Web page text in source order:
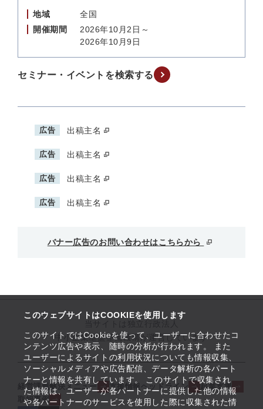
このウェブサイトはCOOKIEを使用します
このサイトではCookieを使って、ユーザーに合わせたコ
ンテンツ広告や表示、随時の分析が行われます。 また
ユーザーによるサイトの利用状況についても情報収集、
ソーシャルメディアや広告配信、データ解析の各パート
ナーと情報を共有しています。 このサイトで収集され
た情報は、ユーザーが各パートナーに提供した他の情報
や各パートナーのサービスを使用した際に収集された情
地域
全国
開催期間
2026年10月2日～
2026年10月9日
セミナー・イベントを検索する
広告 出稿主名
広告 出稿主名
広告 出稿主名
広告 出稿主名
バナー広告のお問い合わせはこちらから
中小企業基盤整備機構が運営しています
経営課題解決メニュー 支援情報ヘッドライン
起業支援
取組事例